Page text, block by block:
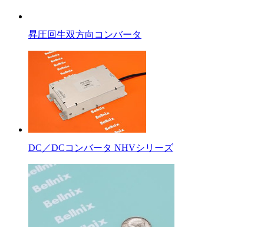
昇圧回生双方向コンバータ
DC／DCコンバータ NHVシリーズ